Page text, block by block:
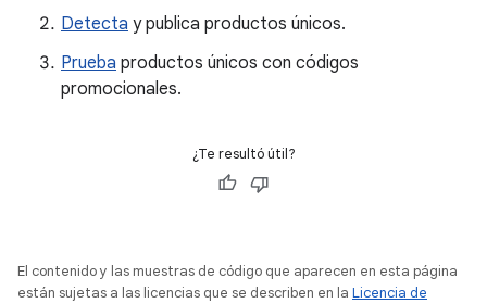
Detecta y publica productos únicos.
Prueba productos únicos con códigos
promocionales.
¿Te resultó útil?
El contenido y las muestras de código que aparecen en esta página
están sujetas a las licencias que se describen en la Licencia de